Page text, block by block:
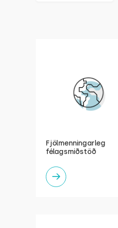
Fjölmenningarleg
félagsmiðstöð